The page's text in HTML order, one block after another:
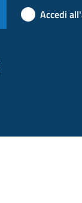
Accedi